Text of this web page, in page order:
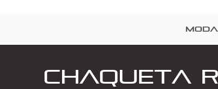
Chaqueta